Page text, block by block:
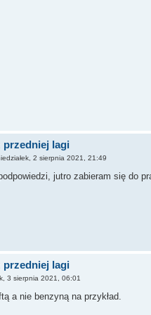
przedniej lagi
2 sierpnia 2021, 21:49
jutro zabieram się do
przedniej lagi
3 sierpnia 2021, 06:01
a nie benzyną na przykład.